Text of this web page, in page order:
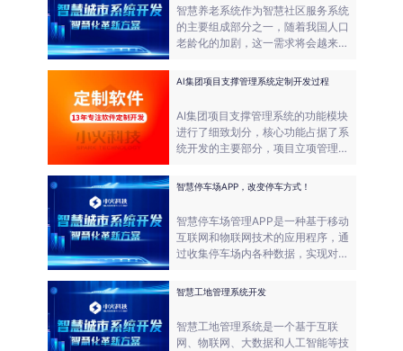
智慧养老系统作为智慧社区服务系统
的主要组成部分之一，随着我国人口
老龄化的加剧，这一需求将会越来越
发项目过程中，今天来谈一谈智慧养
AI集团项目支撑管理系统定制开发过程
AI集团项目支撑管理系统的功能模块
进行了细致划分，核心功能占据了系
统开发的主要部分，项目立项管理模
关联项目预算、人员配置、时间规
智慧停车场APP，改变停车方式！
智慧停车场管理APP是一种基于移动
互联网和物联网技术的应用程序，通
过收集停车场内各种数据，实现对停
智慧工地管理系统开发
智慧工地管理系统是一个基于互联
网、物联网、大数据和人工智能等技